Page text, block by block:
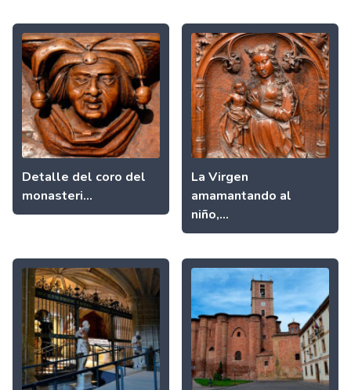
Detalle del coro del
monasteri...
La Virgen
amamantando al
niño,...